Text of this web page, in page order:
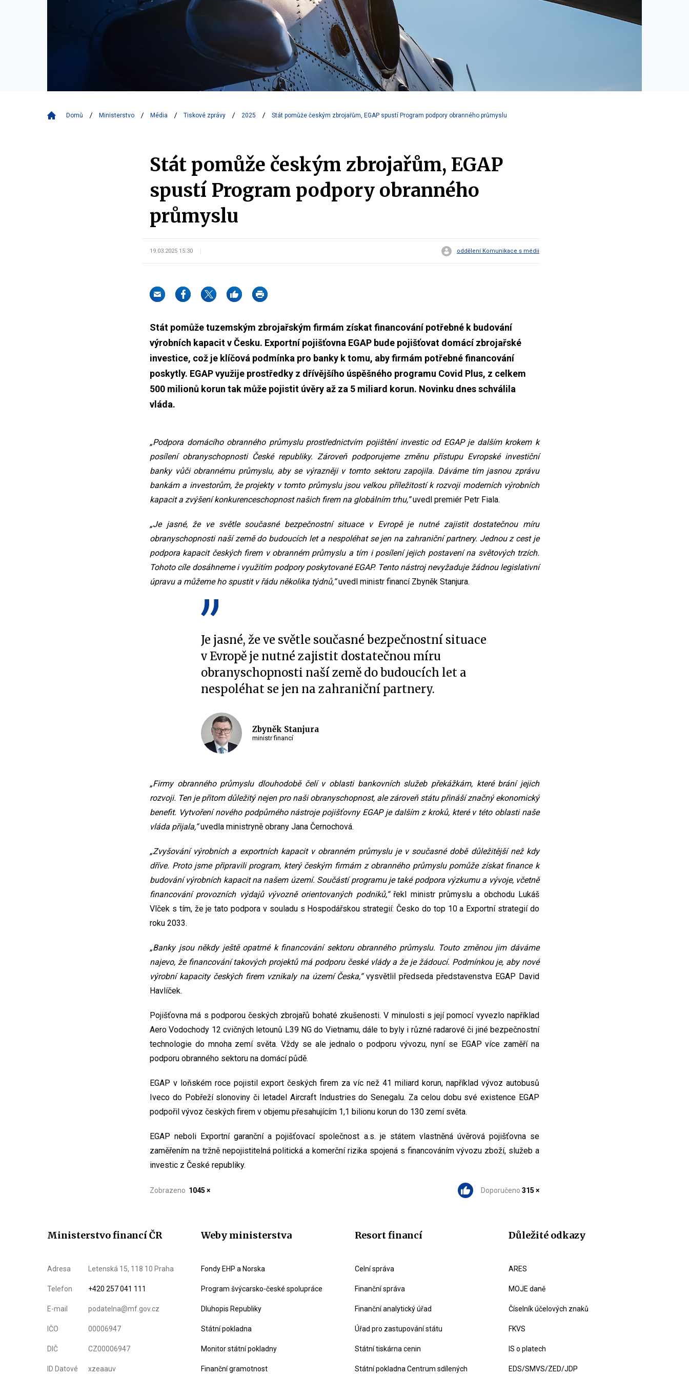
Domů Ministerstvo Média Tiskové zprávy 2025 Stát pomůže českým zbrojařům, EGAP spustí Program podpory obranného průmyslu
Stát pomůže českým zbrojařům, EGAP
spustí Program podpory obranného
průmyslu
19.03.2025 15:30 oddělení Komunikace s médii
Stát pomůže tuzemským zbrojařským firmám získat financování potřebné k budování
výrobních kapacit v Česku. Exportní pojišťovna EGAP bude pojišťovat domácí zbrojařské
investice, což je klíčová podmínka pro banky k tomu, aby firmám potřebné financování
poskytly. EGAP využije prostředky z dřívějšího úspěšného programu Covid Plus, z celkem
500 milionů korun tak může pojistit úvěry až za 5 miliard korun. Novinku dnes schválila
vláda.
„Podpora domácího obranného průmyslu prostřednictvím pojištění investic od EGAP je dalším krokem k
posílení obranyschopnosti České republiky. Zároveň podporujeme změnu přístupu Evropské investiční
banky vůči obrannému průmyslu, aby se výrazněji v tomto sektoru zapojila. Dáváme tím jasnou zprávu
bankám a investorům, že projekty v tomto průmyslu jsou velkou příležitostí k rozvoji moderních výrobních
kapacit a zvýšení konkurenceschopnost našich firem na globálním trhu,”uvedl premiér Petr Fiala.
„Je jasné, že ve světle současné bezpečnostní situace v Evropě je nutné zajistit dostatečnou míru
obranyschopnosti naší země do budoucích let a nespoléhat se jen na zahraniční partnery. Jednou z cest je
podpora kapacit českých firem v obranném průmyslu a tím i posílení jejich postavení na světových trzích.
Tohoto cíle dosáhneme i využitím podpory poskytované EGAP. Tento nástroj nevyžaduje žádnou legislativní
úpravu a můžeme ho spustit v řádu několika týdnů,“uvedl ministr financí Zbyněk Stanjura.
Je jasné, že ve světle současné bezpečnostní situace
v Evropě je nutné zajistit dostatečnou míru
obranyschopnosti naší země do budoucích let a
nespoléhat se jen na zahraniční partnery.
Zbyněk Stanjura
ministr financí
„Firmy obranného průmyslu dlouhodobě čelí v oblasti bankovních služeb překážkám, které brání jejich
rozvoji. Ten je přitom důležitý nejen pro naši obranyschopnost, ale zároveň státu přináší značný ekonomický
benefit. Vytvoření nového podpůrného nástroje pojišťovny EGAP je dalším z kroků, které v této oblasti naše
vláda přijala,“uvedla ministryně obrany Jana Černochová.
„Zvyšování výrobních a exportních kapacit v obranném průmyslu je v současné době důležitější než kdy
dříve. Proto jsme připravili program, který českým firmám z obranného průmyslu pomůže získat finance k
budování výrobních kapacit na našem území. Součástí programu je také podpora výzkumu a vývoje, včetně
financování provozních výdajů vývozně orientovaných podniků,“řekl ministr průmyslu a obchodu Lukáš
Vlček s tím, že je tato podpora v souladu s Hospodářskou strategií: Česko do top 10 a Exportní strategií do
roku 2033.
„Banky jsou někdy ještě opatrné k financování sektoru obranného průmyslu. Touto změnou jim dáváme
najevo, že financování takových projektů má podporu české vlády a že je žádoucí. Podmínkou je, aby nové
výrobní kapacity českých firem vznikaly na území Česka,“vysvětlil předseda představenstva EGAP David
Havlíček.
Pojišťovna má s podporou českých zbrojařů bohaté zkušenosti. V minulosti s její pomocí vyvezlo například
Aero Vodochody 12 cvičných letounů L39 NG do Vietnamu, dále to byly i různé radarové či jiné bezpečnostní
technologie do mnoha zemí světa. Vždy se ale jednalo o podporu vývozu, nyní se EGAP více zaměří na
podporu obranného sektoru na domácí půdě.
EGAP v loňském roce pojistil export českých firem za víc než 41 miliard korun, například vývoz autobusů
Iveco do Pobřeží slonoviny či letadel Aircraft Industries do Senegalu. Za celou dobu své existence EGAP
podpořil vývoz českých firem v objemu přesahujícím 1,1 bilionu korun do 130 zemí světa.
EGAP neboli Exportní garanční a pojišťovací společnost a.s. je státem vlastněná úvěrová pojišťovna se
zaměřením na tržně nepojistitelná politická a komerční rizika spojená s financováním vývozu zboží, služeb a
investic z České republiky.
Zobrazeno 1045 × Doporučeno 315 ×
Ministerstvo financí ČR
Adresa Letenská 15, 118 10 Praha
Telefon +420 257 041 111
E-mail podatelna@mf.gov.cz
IČO 00006947
DIČ CZ00006947
ID Datové
xzeaauv
Weby ministerstva
Fondy EHP a Norska
Program švýcarsko-české spolupráce
Dluhopis Republiky
Státní pokladna
Monitor státní pokladny
Finanční gramotnost
Resort financí
Celní správa
Finanční správa
Finanční analytický úřad
Úřad pro zastupování státu
Státní tiskárna cenin
Státní pokladna Centrum sdílených
Důležité odkazy
ARES
MOJE daně
Číselník účelových znaků
FKVS
IS o platech
EDS/SMVS/ZED/JDP